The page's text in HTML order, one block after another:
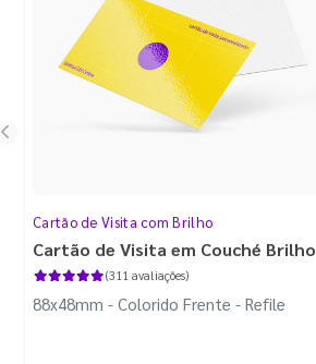
Cartão de Visita com Brilho
Cartão de Visita em Couché Brilho
(311 avaliações)
88x48mm - Colorido Frente - Refile